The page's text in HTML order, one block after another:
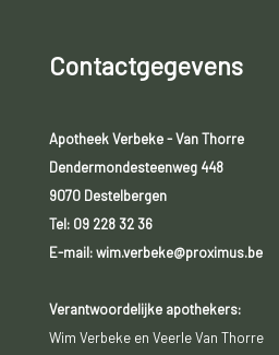
Contactgegevens
Apotheek Verbeke - Van Thorre
Dendermondesteenweg 448
9070 Destelbergen
Tel: 09 228 32 36
E-mail: wim.verbeke@proximus.be
Verantwoordelijke apothekers:
Wim Verbeke en Veerle Van Thorre